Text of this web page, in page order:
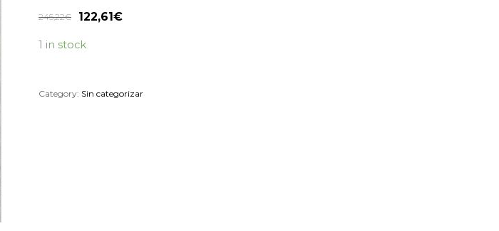
245,22€ 122,61€
1 in stock
Category: Sin categorizar